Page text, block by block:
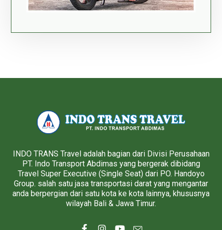
INDO TRANS Travel adalah bagian dari Divisi Perusahaan
PT. Indo Transport Abdimas yang bergerak dibidang
Travel Super Executive (Single Seat) dari PO. Handoyo
Group. salah satu jasa transportasi darat yang mengantar
anda berpergian dari satu kota ke kota lainnya, khususnya
wilayah Bali & Jawa Timur.